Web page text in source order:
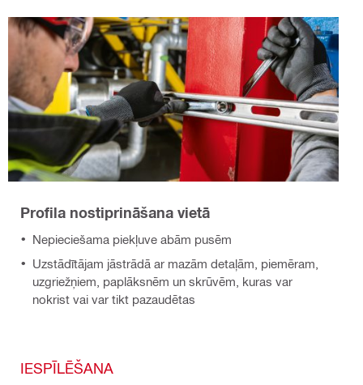
Profila nostiprināšana vietā
Nepieciešama piekļuve abām pusēm
Uzstādītājam jāstrādā ar mazām detaļām, piemēram,
uzgriežņiem, paplāksnēm un skrūvēm, kuras var
nokrist vai var tikt pazaudētas
IESPĪLĒŠANA